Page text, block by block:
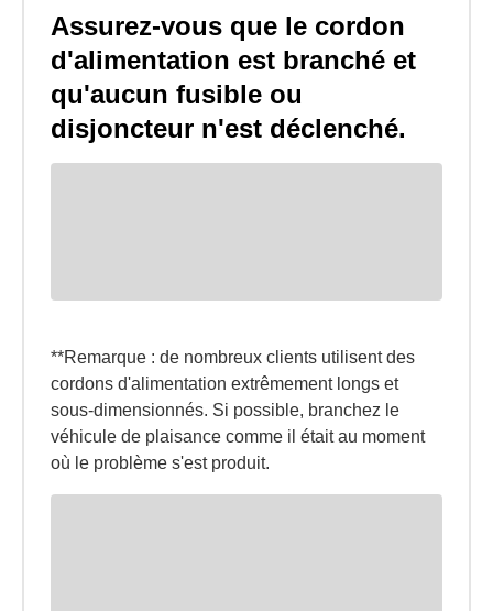
Assurez-vous que le cordon
d'alimentation est branché et
qu'aucun fusible ou
disjoncteur n'est déclenché.
**Remarque : de nombreux clients utilisent des
cordons d'alimentation extrêmement longs et
sous-dimensionnés. Si possible, branchez le
véhicule de plaisance comme il était au moment
où le problème s'est produit.